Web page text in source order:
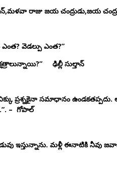
రాజు జయ చంద్రుడు,జయ
వెడల్పు ఎంత?”
ఢిల్లీ సుల్తాన్
ప్రశ్నకైనా సమాధానం
– గోపాల్
ఇస్తున్నాను. మళ్లీ ఈనాటికి నీవు